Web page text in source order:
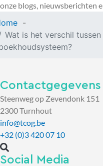
onze blogs, nieuwsberichten
Wat is het verschil tussen
Contactgegevens
Steenweg op Zevendonk 151
2300 Turnhout
info@tcog.be
+32 (0)3 420 07 10
Social Media